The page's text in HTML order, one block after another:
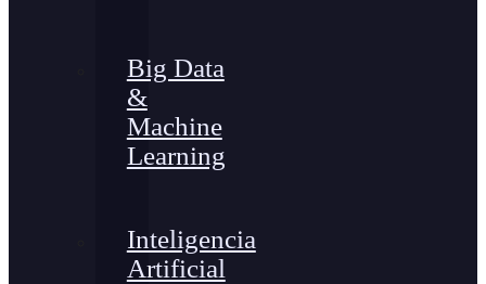
Big Data
&
Machine
Learning
Inteligencia
Artificial